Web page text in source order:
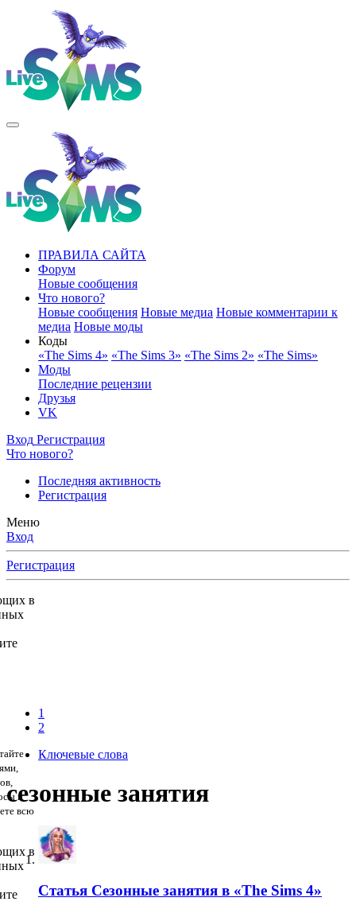
ПРАВИЛА САЙТА
Форум
Новые сообщения
Что нового?
Новые сообщения Новые медиа Новые комментарии к
медиа Новые моды
Коды
«The Sims 4» «The Sims 3» «The Sims 2» «The Sims»
Моды
Последние рецензии
Друзья
VK
Вход Регистрация
Что нового?
Последняя активность
Регистрация
Меню
Вход
Регистрация
в
и
всю
в
1
2
Ключевые слова
сезонные занятия
Статья Сезонные занятия в «The Sims 4»